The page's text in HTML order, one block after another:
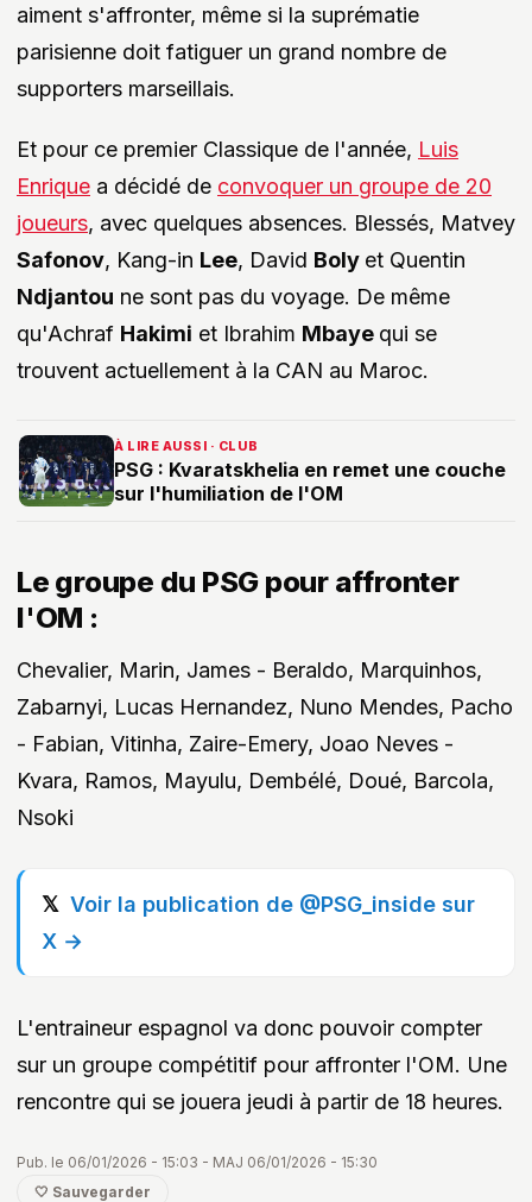
aiment s'affronter, même si la suprématie
parisienne doit fatiguer un grand nombre de
supporters marseillais.
Et pour ce premier Classique de l'année, Luis
Enrique a décidé de convoquer un groupe de 20
joueurs, avec quelques absences. Blessés, Matvey
Safonov, Kang-in Lee, David Boly et Quentin
Ndjantou ne sont pas du voyage. De même
qu'Achraf Hakimi et Ibrahim Mbaye qui se
trouvent actuellement à la CAN au Maroc.
À LIRE AUSSI · CLUB
PSG : Kvaratskhelia en remet une couche
sur l'humiliation de l'OM
Le groupe du PSG pour affronter
l'OM :
Chevalier, Marin, James - Beraldo, Marquinhos,
Zabarnyi, Lucas Hernandez, Nuno Mendes, Pacho
- Fabian, Vitinha, Zaire-Emery, Joao Neves -
Kvara, Ramos, Mayulu, Dembélé, Doué, Barcola,
Nsoki
Voir la publication de @PSG_inside sur
X →
L'entraineur espagnol va donc pouvoir compter
sur un groupe compétitif pour affronter l'OM. Une
rencontre qui se jouera jeudi à partir de 18 heures.
Pub. le 06/01/2026 - 15:03 - MAJ 06/01/2026 - 15:30
🤍 Sauvegarder